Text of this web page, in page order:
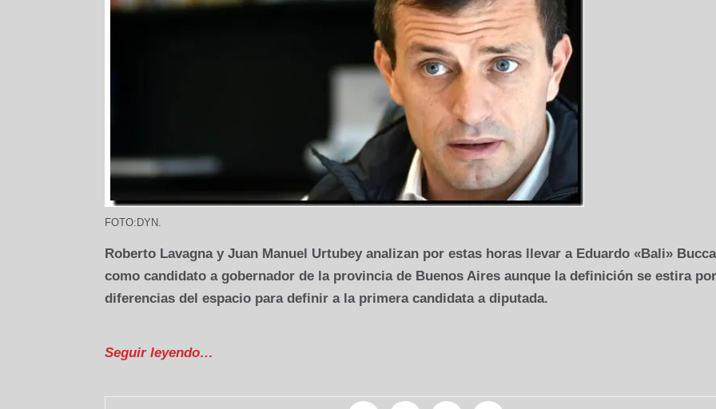
FOTO:DYN.
Roberto Lavagna y Juan Manuel Urtubey analizan por estas horas llevar a Eduardo «Bali» Bucca
como candidato a gobernador de la provincia de Buenos Aires aunque la definición se estira
diferencias del espacio para definir a la primera candidata a diputada.
Seguir leyendo…